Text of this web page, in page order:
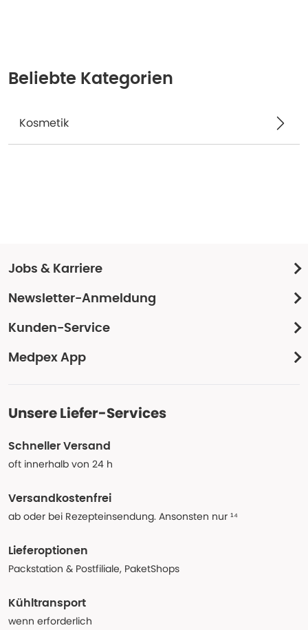
Beliebte Kategorien
Kosmetik
Jobs & Karriere
Newsletter-Anmeldung
Kunden-Service
Medpex App
Unsere Liefer-Services
Schneller Versand
oft innerhalb von 24 h
Versandkostenfrei
ab oder bei Rezepteinsendung. Ansonsten nur ¹⁴
Lieferoptionen
Packstation & Postfiliale, PaketShops
Kühltransport
wenn erforderlich